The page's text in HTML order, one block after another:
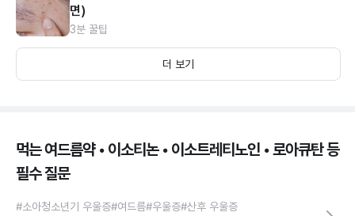
면)
3분 꿀팁
더 보기
먹는 여드름약 • 이소티논 • 이소트레티노인 • 로아큐탄 등
필수 질문
#소아청소년기 우울증#여드름#우울증#산후 우울증